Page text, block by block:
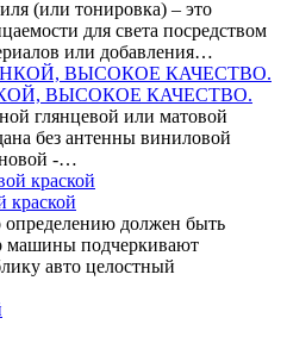
(или тонировка) – это
для света посредством
или добавления…
ВЫСОКОЕ КАЧЕСТВО.
глянцевой или матовой
без антенны виниловой
-…
краской
должен быть
машины подчеркивают
авто целостный